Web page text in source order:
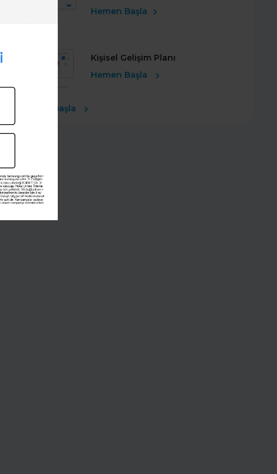
Hemen Başla
Kişisel Gelişim Planı
Hemen Başla
Ücretsiz Başla